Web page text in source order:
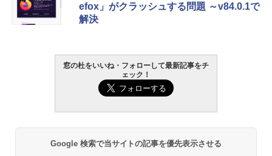
efox」がクラッシュする問題 ～v84.0.1で
解決
窓の杜をいいね・フォローして最新記事をチ
ェック！
Google 検索で当サイトの記事を優先表示させる